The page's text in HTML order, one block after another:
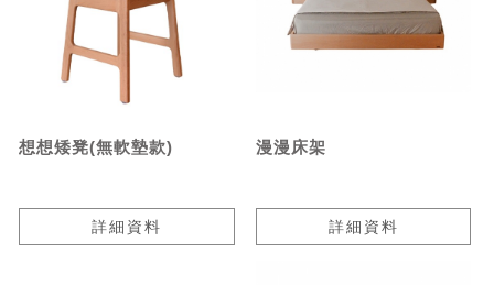
想想矮凳(無軟墊款)
詳細資料
漫漫床架
詳細資料